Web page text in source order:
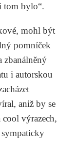
tom bylo“.
mohl být
pomníček
zbanálněný
i autorskou
aniž by se
výrazech,